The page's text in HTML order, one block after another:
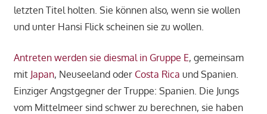
letzten Titel holten. Sie können also, wenn sie wollen
und unter Hansi Flick scheinen sie zu wollen.
Antreten werden sie diesmal in Gruppe E, gemeinsam
mit Japan, Neuseeland oder Costa Rica und Spanien.
Einziger Angstgegner der Truppe: Spanien. Die Jungs
vom Mittelmeer sind schwer zu berechnen, sie haben